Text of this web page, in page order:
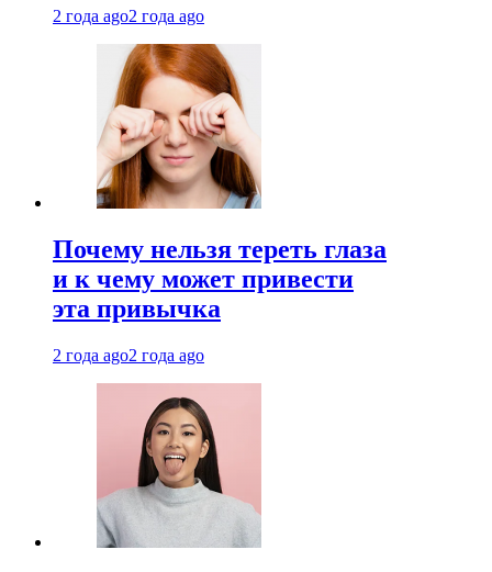
2 года ago2 года ago
Почему нельзя тереть глаза
и к чему может привести
эта привычка
2 года ago2 года ago